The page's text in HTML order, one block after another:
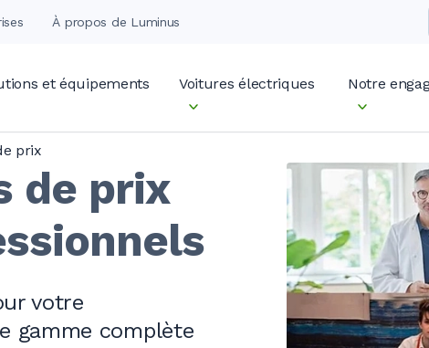
À propos de Luminus
et équipements Voitures électriques Notre
prix
de prix
votre
gamme complète